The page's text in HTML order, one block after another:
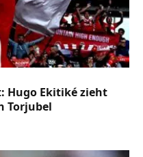
Hugo Ekitiké zieht
Torjubel